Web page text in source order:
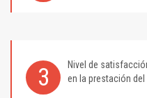
3 Nivel de
en la prestación